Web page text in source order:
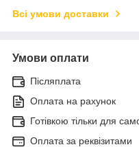
Всі умови доставки
Умови оплати
Післяплата
Оплата на рахунок
Готівкою тільки для
Оплата за реквізитами